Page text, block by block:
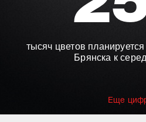
тысяч цветов
Брянска к
Еще